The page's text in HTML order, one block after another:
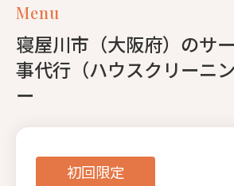
Menu
寝屋川市（大阪府）のサ
事代行（ハウスクリーニ
ー
初回限定